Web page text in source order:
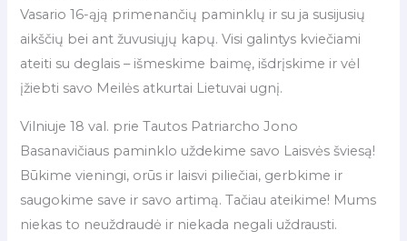
Vasario 16-ąją primenančių paminklų ir su ja susijusių
aikščių bei ant žuvusiųjų kapų. Visi galintys kviečiami
ateiti su deglais – išmeskime baimę, išdrįskime ir vėl
įžiebti savo Meilės atkurtai Lietuvai ugnį.
Vilniuje 18 val. prie Tautos Patriarcho Jono
Basanavičiaus paminklo uždekime savo Laisvės šviesą!
Būkime vieningi, orūs ir laisvi piliečiai, gerbkime ir
saugokime save ir savo artimą. Tačiau ateikime! Mums
niekas to neuždraudė ir niekada negali uždrausti.